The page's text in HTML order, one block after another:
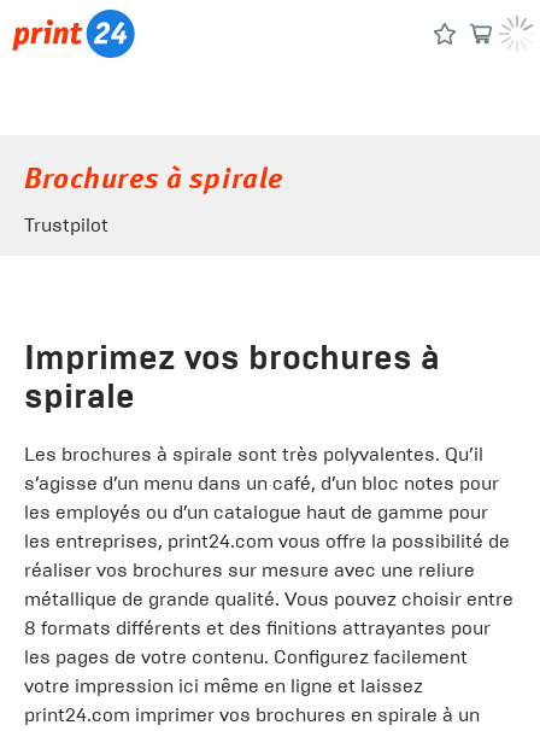
Brochures à spirale
Trustpilot
Imprimez vos brochures à
spirale
Les brochures à spirale sont très polyvalentes. Qu’il
s’agisse d’un menu dans un café, d’un bloc notes pour
les employés ou d’un catalogue haut de gamme pour
les entreprises, print24.com vous offre la possibilité de
réaliser vos brochures sur mesure avec une reliure
métallique de grande qualité. Vous pouvez choisir entre
8 formats différents et des finitions attrayantes pour
les pages de votre contenu. Configurez facilement
votre impression ici même en ligne et laissez
print24.com imprimer vos brochures en spirale à un